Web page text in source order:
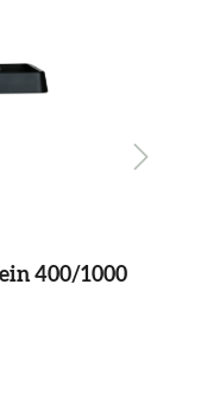
400/1000